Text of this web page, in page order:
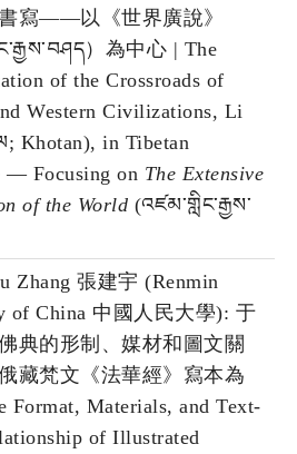
寫——以《世界廣說》
）為中心 | The
of the Crossroads of
Western Civilizations, Li
Khotan), in Tibetan
— Focusing on The Extensive
of the World (འཛམ་གླིང་རྒྱས་
Zhang 張建宇 (Renmin
of China 中國人民大學): 于
典的形制、媒材和圖文關
梵文《法華經》寫本為
Format, Materials, and Text-
of Illustrated